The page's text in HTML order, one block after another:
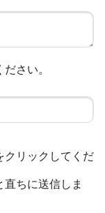
さい。
クリックしてくだ
ちに送信しま